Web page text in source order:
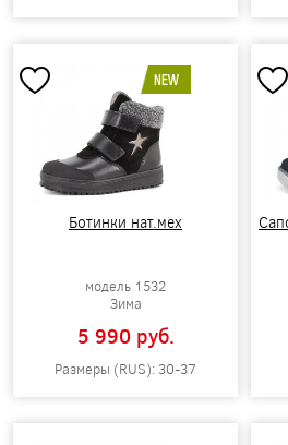
NEW
Ботинки нат.мех
модель 1532
Зима
5 990 pуб.
Размеры (RUS): 30-37